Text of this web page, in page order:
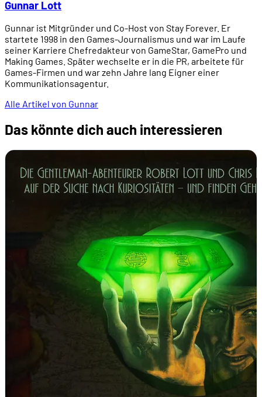
Gunnar Lott
Gunnar ist Mitgründer und Co-Host von Stay Forever. Er
startete 1998 in den Games-Journalismus und war im Laufe
seiner Karriere Chefredakteur von GameStar, GamePro und
Making Games. Später wechselte er in die PR, arbeitete für
Games-Firmen und war zehn Jahre lang Eigner einer
Kommunikationsagentur.
Alle Artikel von Gunnar
Das könnte dich auch interessieren